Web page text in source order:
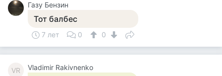
Газу Бензин
Тот балбес
7 лет 0 0
VR Vladimir Rakivnenko